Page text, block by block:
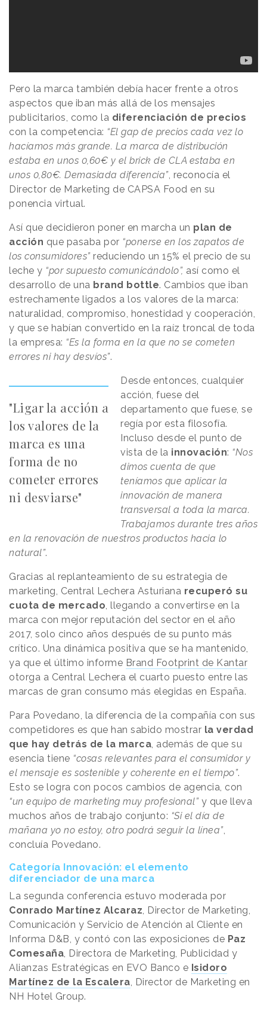
Pero la marca también debía hacer frente a otros
aspectos que iban más allá de los mensajes
publicitarios, como la diferenciación de precios
con la competencia: “El gap de precios cada vez lo
hacíamos más grande. La marca de distribución
estaba en unos 0,60€ y el brick de CLA estaba en
unos 0,80€. Demasiada diferencia”, reconocía el
Director de Marketing de CAPSA Food en su
ponencia virtual.
Así que decidieron poner en marcha un plan de
acción que pasaba por “ponerse en los zapatos de
los consumidores”reduciendo un 15% el precio de su
leche y “por supuesto comunicándolo”, así como el
desarrollo de una brand bottle. Cambios que iban
estrechamente ligados a los valores de la marca:
naturalidad, compromiso, honestidad y cooperación,
y que se habían convertido en la raíz troncal de toda
la empresa: “Es la forma en la que no se cometen
errores ni hay desvíos”.
"Ligar la acción a
los valores de la
marca es una
forma de no
cometer errores
ni desviarse"
Desde entonces, cualquier
acción, fuese del
departamento que fuese, se
regía por esta filosofía.
Incluso desde el punto de
vista de la innovación: “Nos
dimos cuenta de que
teníamos que aplicar la
innovación de manera
transversal a toda la marca.
Trabajamos durante tres años
en la renovación de nuestros productos hacia lo
natural”.
Gracias al replanteamiento de su estrategia de
marketing, Central Lechera Asturiana recuperó su
cuota de mercado, llegando a convertirse en la
marca con mejor reputación del sector en el año
2017, solo cinco años después de su punto más
crítico. Una dinámica positiva que se ha mantenido,
ya que el último informe Brand Footprint de Kantar
otorga a Central Lechera el cuarto puesto entre las
marcas de gran consumo más elegidas en España.
Para Povedano, la diferencia de la compañía con sus
competidores es que han sabido mostrar la verdad
que hay detrás de la marca, además de que su
esencia tiene “cosas relevantes para el consumidor y
el mensaje es sostenible y coherente en el tiempo”.
Esto se logra con pocos cambios de agencia, con
“un equipo de marketing muy profesional”y que lleva
muchos años de trabajo conjunto: “Si el día de
mañana yo no estoy, otro podrá seguir la línea”,
concluía Povedano.
Categoría Innovación: el elemento
diferenciador de una marca
La segunda conferencia estuvo moderada por
Conrado Martínez Alcaraz, Director de Marketing,
Comunicación y Servicio de Atención al Cliente en
Informa D&B, y contó con las exposiciones de Paz
Comesaña, Directora de Marketing, Publicidad y
Alianzas Estratégicas en EVO Banco e Isidoro
Martínez de la Escalera, Director de Marketing en
NH Hotel Group.